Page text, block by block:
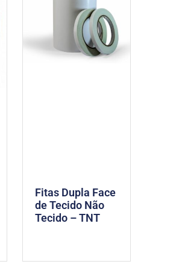
Fitas Dupla Face
de Tecido Não
Tecido – TNT